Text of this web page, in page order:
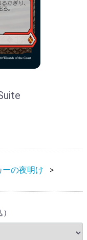
ーの夜明け